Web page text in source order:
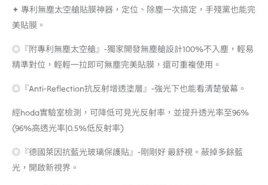
✦ 專利無塵太空艙貼膜神器，定位、除塵一次搞定，手殘黨也能完
美貼膜。
◎『附專利無塵太空艙』-獨家開發無塵艙設計100%不入塵，輕易
精準對位，輕輕一拉即可無塵完美貼膜，還可重複使用。
◎『Anti-Reflection抗反射增透塗層』-強光下也能看清楚螢幕。
經hoda實驗室檢測，可降低可見光反射率，並提升透光率至96%
(96%高透光率|0.5%低反射率)
◎『德國萊因抗藍光玻璃保護貼』-剛剛好 最舒視。蔽掉多餘藍
光，開啟新視界。